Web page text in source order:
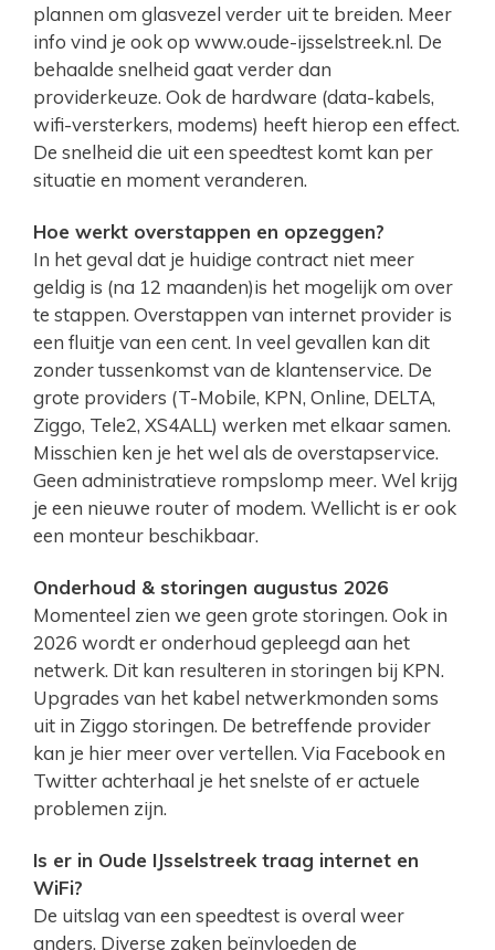
plannen om glasvezel verder uit te breiden. Meer
info vind je ook op www.oude-ijsselstreek.nl. De
behaalde snelheid gaat verder dan
providerkeuze. Ook de hardware (data-kabels,
wifi-versterkers, modems) heeft hierop een effect.
De snelheid die uit een speedtest komt kan per
situatie en moment veranderen.
Hoe werkt overstappen en opzeggen?
In het geval dat je huidige contract niet meer
geldig is (na 12 maanden)is het mogelijk om over
te stappen. Overstappen van internet provider is
een fluitje van een cent. In veel gevallen kan dit
zonder tussenkomst van de klantenservice. De
grote providers (T-Mobile, KPN, Online, DELTA,
Ziggo, Tele2, XS4ALL) werken met elkaar samen.
Misschien ken je het wel als de overstapservice.
Geen administratieve rompslomp meer. Wel krijg
je een nieuwe router of modem. Wellicht is er ook
een monteur beschikbaar.
Onderhoud & storingen augustus 2026
Momenteel zien we geen grote storingen. Ook in
2026 wordt er onderhoud gepleegd aan het
netwerk. Dit kan resulteren in storingen bij KPN.
Upgrades van het kabel netwerkmonden soms
uit in Ziggo storingen. De betreffende provider
kan je hier meer over vertellen. Via Facebook en
Twitter achterhaal je het snelste of er actuele
problemen zijn.
Is er in Oude IJsselstreek traag internet en
WiFi?
De uitslag van een speedtest is overal weer
anders. Diverse zaken beïnvloeden de